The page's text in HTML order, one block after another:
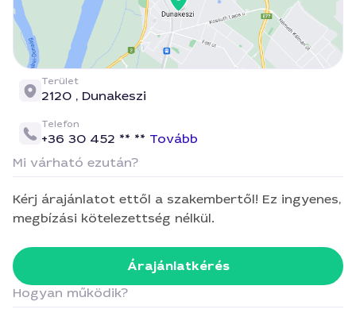
Terület
2120 , Dunakeszi
Telefon
+36 30 452 ** ** Tovább
Mi várható ezután?
Kérj árajánlatot ettől a szakembertől! Ez ingyenes,
megbízási kötelezettség nélkül.
Árajánlatkérés
Hogyan működik?